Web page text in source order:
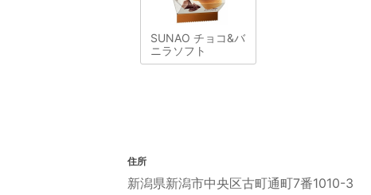
SUNAO チョコ&バ
ニラソフト
住所
新潟県新潟市中央区古町通町7番1010-3